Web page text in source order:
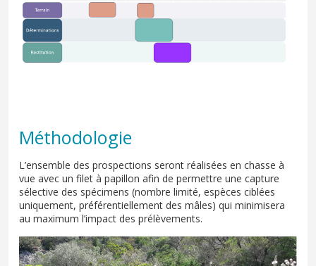
Méthodologie
L’ensemble des prospections seront réalisées en chasse à
vue avec un filet à papillon afin de permettre une capture
sélective des spécimens (nombre limité, espèces ciblées
uniquement, préférentiellement des mâles) qui minimisera
au maximum l’impact des prélèvements.